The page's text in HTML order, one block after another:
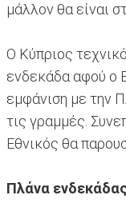
μάλλον θα είναι
Ο Κύπριος
ενδεκάδα αφού ο
εμφάνιση με την
τις γραμμές.
Εθνικός θα
Πλάνα